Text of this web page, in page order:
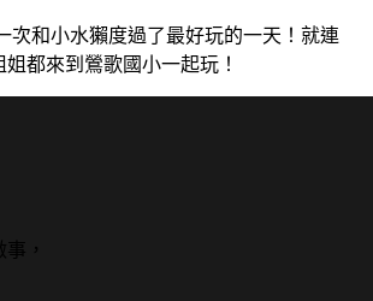
次和小水獺度過了最好玩的一天！就連
都來到鶯歌國小一起玩！
，